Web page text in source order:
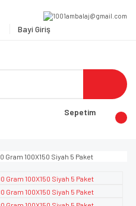
Bayi Giriş
Sepetim